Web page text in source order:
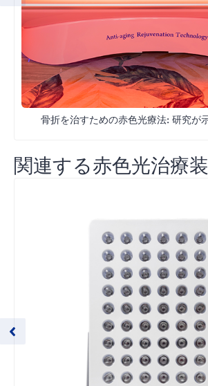
骨折を治すための赤色光療法: 研究が
関連する赤色光治療